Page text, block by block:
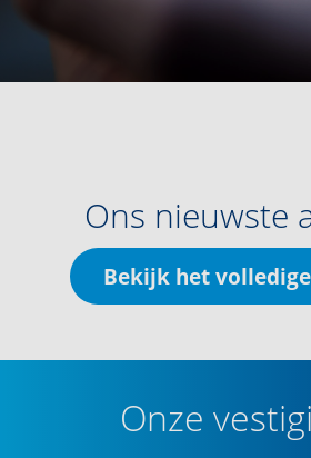
Ons nieuwste
Bekijk het
Onze